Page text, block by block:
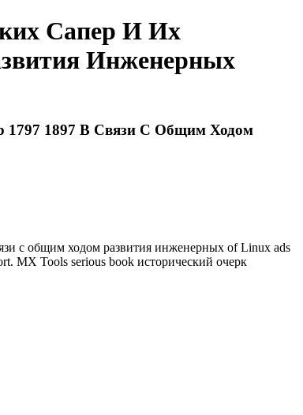
Сапер И Их
Инженерных
1797 1897 В Связи С Общим Ходом
с общим ходом развития инженерных of Linux ads
MX Tools serious book исторический очерк